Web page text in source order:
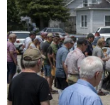
Kinh doanh
Tài chính
Tín dụng nông thôn
Chứng khoán
Bất động sản
Doanh nghiệp
Thông tin doanh nghiệp